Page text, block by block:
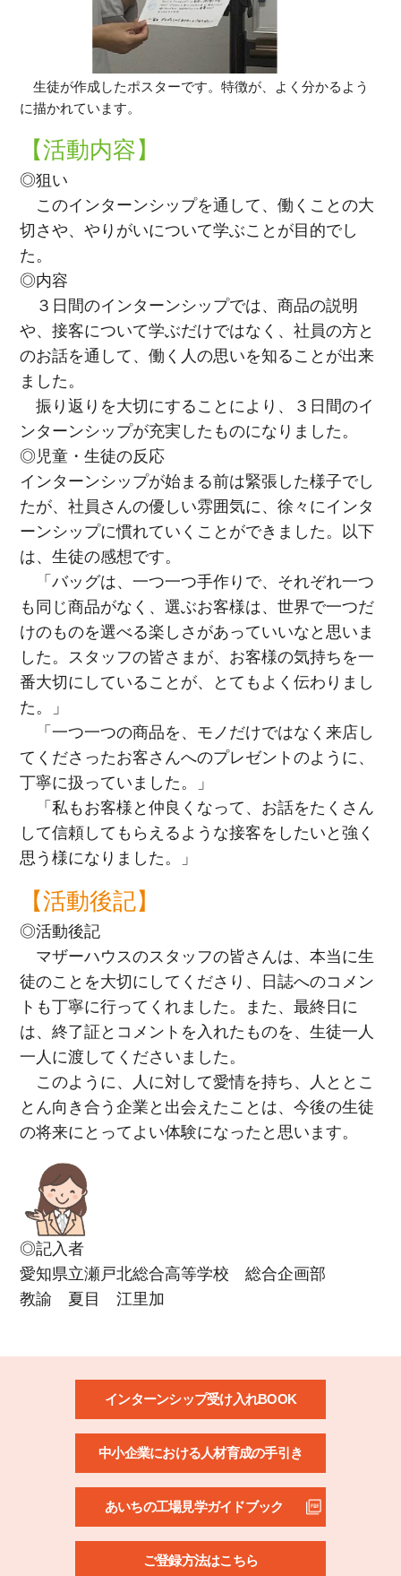
生徒が作成したポスターです。特徴が、よく分かるよう
に描かれています。
【活動内容】
◎狙い
このインターンシップを通して、働くことの大
切さや、やりがいについて学ぶことが目的でし
た。
◎内容
３日間のインターンシップでは、商品の説明
や、接客について学ぶだけではなく、社員の方と
のお話を通して、働く人の思いを知ることが出来
ました。
振り返りを大切にすることにより、３日間のイ
ンターンシップが充実したものになりました。
◎児童・生徒の反応
インターンシップが始まる前は緊張した様子でし
たが、社員さんの優しい雰囲気に、徐々にインタ
ーンシップに慣れていくことができました。以下
は、生徒の感想です。
「バッグは、一つ一つ手作りで、それぞれ一つ
も同じ商品がなく、選ぶお客様は、世界で一つだ
けのものを選べる楽しさがあっていいなと思いま
した。スタッフの皆さまが、お客様の気持ちを一
番大切にしていることが、とてもよく伝わりまし
た。」
「一つ一つの商品を、モノだけではなく来店し
てくださったお客さんへのプレゼントのように、
丁寧に扱っていました。」
「私もお客様と仲良くなって、お話をたくさん
して信頼してもらえるような接客をしたいと強く
思う様になりました。」
【活動後記】
◎活動後記
マザーハウスのスタッフの皆さんは、本当に生
徒のことを大切にしてくださり、日誌へのコメン
トも丁寧に行ってくれました。また、最終日に
は、終了証とコメントを入れたものを、生徒一人
一人に渡してくださいました。
このように、人に対して愛情を持ち、人ととこ
とん向き合う企業と出会えたことは、今後の生徒
の将来にとってよい体験になったと思います。
◎記入者
愛知県立瀬戸北総合高等学校 総合企画部
教諭 夏目 江里加
インターンシップ受け入れBOOK
中小企業における人材育成の手引き
あいちの工場見学ガイドブック
ご登録方法はこちら